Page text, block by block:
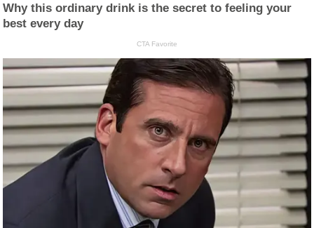
Why this ordinary drink is the secret to feeling your
best every day
CTA Favorite